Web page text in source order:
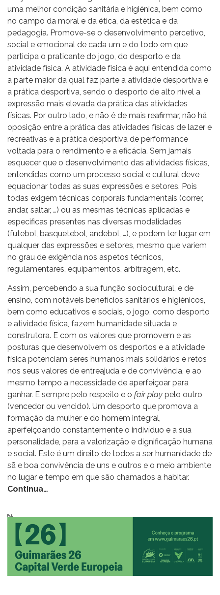
uma melhor condição sanitária e higiénica, bem como
no campo da moral e da ética, da estética e da
pedagogia. Promove-se o desenvolvimento percetivo,
social e emocional de cada um e do todo em que
participa o praticante do jogo, do desporto e da
atividade física. A atividade física é aqui entendida como
a parte maior da qual faz parte a atividade desportiva e
a prática desportiva, sendo o desporto de alto nível a
expressão mais elevada da prática das atividades
físicas. Por outro lado, e não é de mais reafirmar, não há
oposição entre a prática das atividades físicas de lazer e
recreativas e a prática desportiva de performance
voltada para o rendimento e a eficácia. Sem jamais
esquecer que o desenvolvimento das atividades físicas,
entendidas como um processo social e cultural deve
equacionar todas as suas expressões e setores. Pois
todas exigem técnicas corporais fundamentais (correr,
andar, saltar, …) ou as mesmas técnicas aplicadas e
especificas presentes nas diversas modalidades
(futebol, basquetebol, andebol, …), e podem ter lugar em
qualquer das expressões e setores, mesmo que variem
no grau de exigência nos aspetos técnicos,
regulamentares, equipamentos, arbitragem, etc.
Assim, percebendo a sua função sociocultural, e de
ensino, com notáveis benefícios sanitários e higiénicos,
bem como educativos e sociais, o jogo, como desporto
e atividade física, fazem humanidade situada e
construtora. E com os valores que promovem e as
posturas que desenvolvem os desportos e a atividade
física potenciam seres humanos mais solidários e retos
nos seus valores de entreajuda e de convivência, e ao
mesmo tempo a necessidade de aperfeiçoar para
ganhar. E sempre pelo respeito e o fair play pelo outro
(vencedor ou vencido). Um desporto que promova a
formação da mulher e do homem integral,
aperfeiçoando constantemente o indivíduo e a sua
personalidade, para a valorização e dignificação humana
e social. Este é um direito de todos a ser humanidade de
sã e boa convivência de uns e outros e o meio ambiente
no lugar e tempo em que são chamados a habitar.
Continua…
Pub